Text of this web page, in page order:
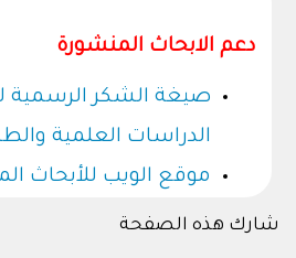
دعم الابحاث المنشورة
صيغة الشكر الرسمية
الدراسات العلمية
موقع الويب للأبحاث
شارك هذه الصفحة